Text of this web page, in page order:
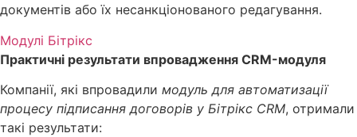
документів або їх несанкціонованого редагування.
Модулі Бітрікс
Практичні результати впровадження CRM-модуля
Компанії, які впровадили модуль для автоматизації
процесу підписання договорів у Бітрікс CRM, отримали
такі результати: